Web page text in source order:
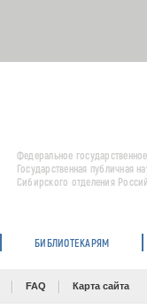
Федеральное
Государственная публичная
Сибирского отделения
БИБЛИОТЕКАРЯМ
FAQ Карта сайта